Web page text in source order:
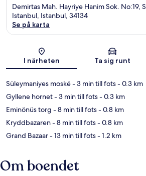
Demirtas Mah. Hayriye Hanim Sok. No:19,
Istanbul, Istanbul, 34134
Se på karta
I närheten Ta sig runt
Süleymaniyes moské- 3 min till fots- 0.3 km
Gyllene hornet- 3 min till fots- 0.3 km
Eminönüs torg - 8 min till fots- 0.8 km
Kryddbazaren- 8 min till fots- 0.8 km
Grand Bazaar- 13 min till fots- 1.2 km
Om boendet